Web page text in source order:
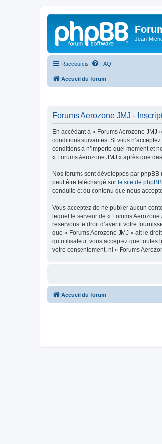
Jean-
Raccourcis FAQ
Accueil du forum
Forums Aerozone JMJ -
En accédant à « Forums Aerozone JMJ
conditions suivantes. Si vous
conditions à n’importe quel moment et
« Forums Aerozone JMJ » après que
Nos forums sont développés par
peut être téléchargé sur le site de phpBB
conduite et du contenu que nous
Vous acceptez de ne publier aucun
lequel le serveur de « Forums
réservons le droit d’avertir votre
que « Forums Aerozone JMJ » ait le
qu’utilisateur, vous acceptez que
votre consentement, ni « Forums
Accueil du forum